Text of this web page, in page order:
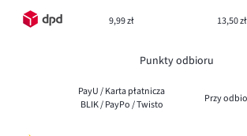
9,99 zł 13,50 zł
Punkty odbioru
PayU / Karta płatnicza
BLIK / PayPo / Twisto
Przy